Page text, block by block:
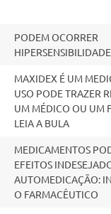
PODEM OCORRER
MAXIDEX É UM
USO PODE TRAZER
UM MÉDICO OU UM
LEIA A BULA
MEDICAMENTOS
EFEITOS
AUTOMEDICAÇÃO:
O FARMACÊUTICO